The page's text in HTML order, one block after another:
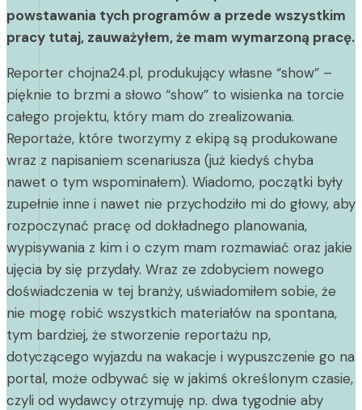
powstawania tych programów a przede wszystkim
pracy tutaj, zauważyłem, że mam wymarzoną pracę.
Reporter chojna24.pl, produkujący własne “show” –
pięknie to brzmi a słowo “show” to wisienka na torcie
całego projektu, który mam do zrealizowania.
Reportaże, które tworzymy z ekipą są produkowane
wraz z napisaniem scenariusza (już kiedyś chyba
nawet o tym wspominałem). Wiadomo, początki były
zupełnie inne i nawet nie przychodziło mi do głowy, aby
rozpoczynać pracę od dokładnego planowania,
wypisywania z kim i o czym mam rozmawiać oraz jakie
ujęcia by się przydały. Wraz ze zdobyciem nowego
doświadczenia w tej branży, uświadomiłem sobie, że
nie mogę robić wszystkich materiałów na spontana,
tym bardziej, że stworzenie reportażu np,
dotyczącego wyjazdu na wakacje i wypuszczenie go na
portal, może odbywać się w jakimś określonym czasie,
czyli od wydawcy otrzymuję np. dwa tygodnie aby